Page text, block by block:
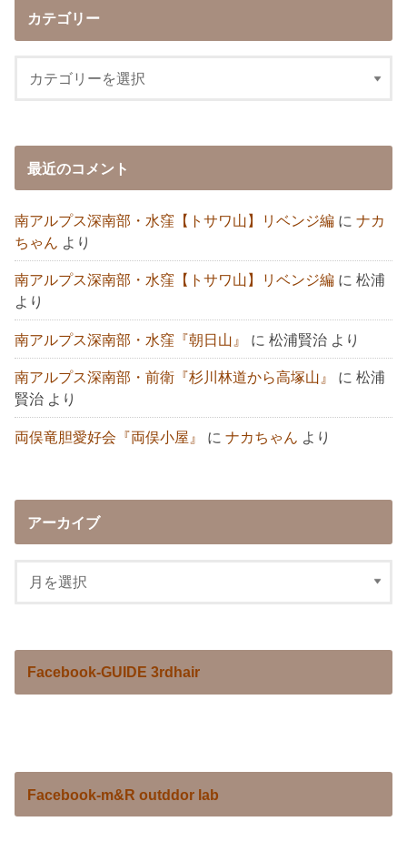
カテゴリー
最近のコメント
南アルプス深南部・水窪【トサワ山】リベンジ編 にナカ
ちゃん より
南アルプス深南部・水窪【トサワ山】リベンジ編 に松浦
より
南アルプス深南部・水窪『朝日山』 に松浦賢治 より
南アルプス深南部・前衛『杉川林道から高塚山』 に松浦
賢治 より
両俣竜胆愛好会『両俣小屋』 にナカちゃん より
アーカイブ
Facebook-GUIDE 3rdhair
Facebook-m&R outddor lab